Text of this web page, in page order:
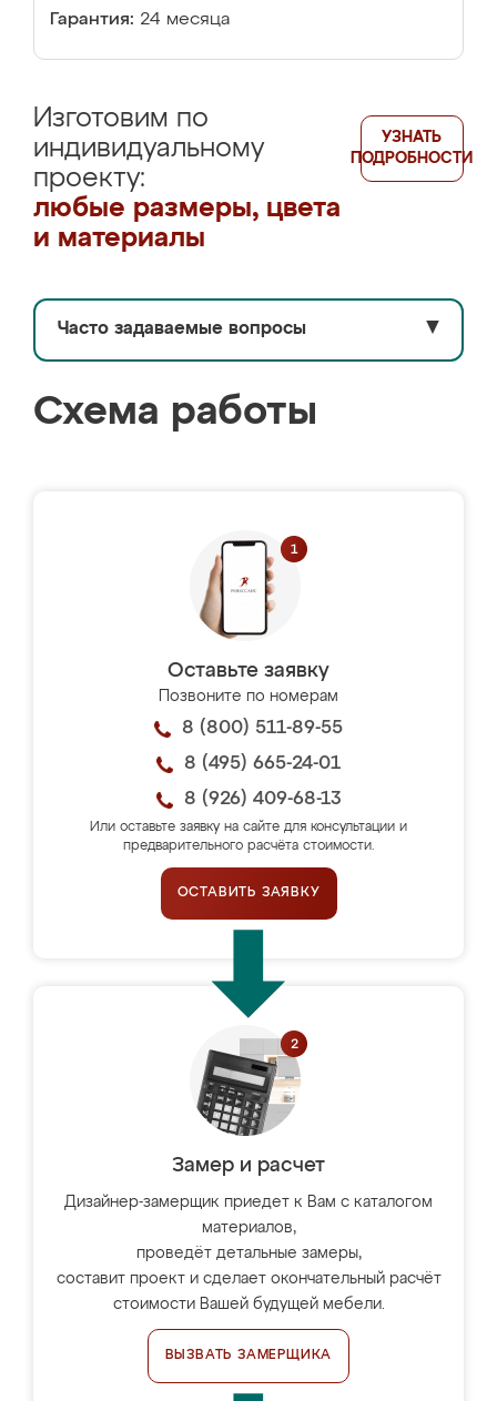
Гарантия: 24 месяца
Изготовим по
индивидуальному
проекту:
любые размеры, цвета
и материалы
УЗНАТЬ
ПОДРОБНОСТИ
Часто задаваемые вопросы ▼
Схема работы
Оставьте заявку
Позвоните по номерам
8 (800) 511-89-55
8 (495) 665-24-01
8 (926) 409-68-13
Или оставьте заявку на сайте для консультации и
предварительного расчёта стоимости.
ОСТАВИТЬ ЗАЯВКУ
Замер и расчет
Дизайнер-замерщик приедет к Вам с каталогом
материалов,
проведёт детальные замеры,
составит проект и сделает окончательный расчёт
стоимости Вашей будущей мебели.
ВЫЗВАТЬ ЗАМЕРЩИКА